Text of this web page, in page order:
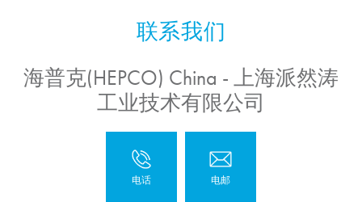
海普克(HEPCO) China - 上海派然涛
工业技术有限公司